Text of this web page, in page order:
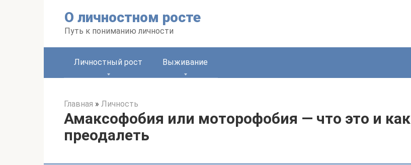
О личностном росте
Путь к пониманию личности
Личностный рост Выживание
Главная » Личность
Амаксофобия или моторофобия — что это и как
преодалеть